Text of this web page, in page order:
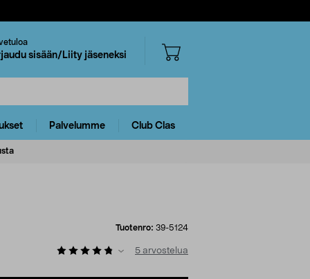
sisään/Liity jäseneksi
Palvelumme Club Clas
Tuotenro: 39-5124
5 arvostelua